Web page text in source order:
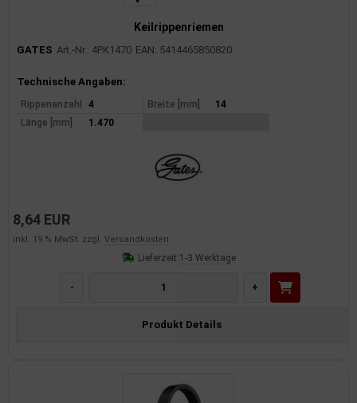
Keilrippenriemen
GATES Art.-Nr.: 4PK1470 EAN: 5414465850820
Produktinformationen
Technische Angaben:
Rippenanzahl 4 Breite [mm]
14
Länge [mm]
1.470
8,64 EUR
inkl. 19 % MwSt. zzgl. Versandkosten
Lieferzeit:1-3 Werktage
- +
Produkt Details